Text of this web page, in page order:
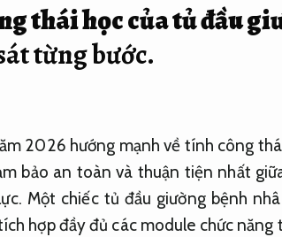
thái học của tủ đầu
từng bước.
2026 hướng mạnh về tính công
bảo an toàn và thuận tiện nhất
Một chiếc tủ đầu giường bệnh
hợp đầy đủ các module chức năng